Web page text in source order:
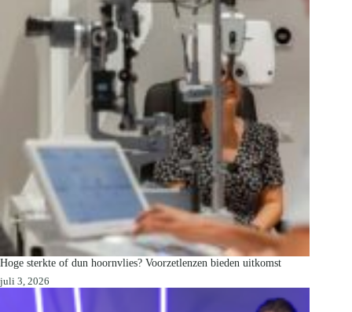
Hoge sterkte of dun hoornvlies? Voorzetlenzen bieden uitkomst
juli 3, 2026